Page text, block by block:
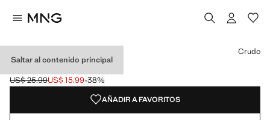
Saltar al contenido principal
GORRO PUNTO BORLA
Precio inicial tachado [US$ 25.99 ]
US$ 25.99
Precio actual [US$ 15.99 ]
US$ 15.99-38%
Selecciona un color
Color Crudo seleccionado
Crudo
AÑADIR A FAVORITOS